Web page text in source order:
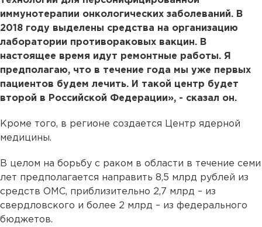
иммунотерапии онкологических заболеваний. В
2018 году выделены средства на организацию
лаборатории противораковых вакцин. В
настоящее время идут ремонтные работы. Я
предполагаю, что в течение года мы уже первых
пациентов будем лечить. И такой центр будет
второй в Российской Федерации», - сказал он.
Кроме того, в регионе создается Центр ядерной
медицины.
В целом на борьбу с раком в области в течение семи
лет предполагается направить 8,5 млрд рублей из
средств ОМС, приблизительно 2,7 млрд – из
свердловского и более 2 млрд – из федерального
бюджетов.